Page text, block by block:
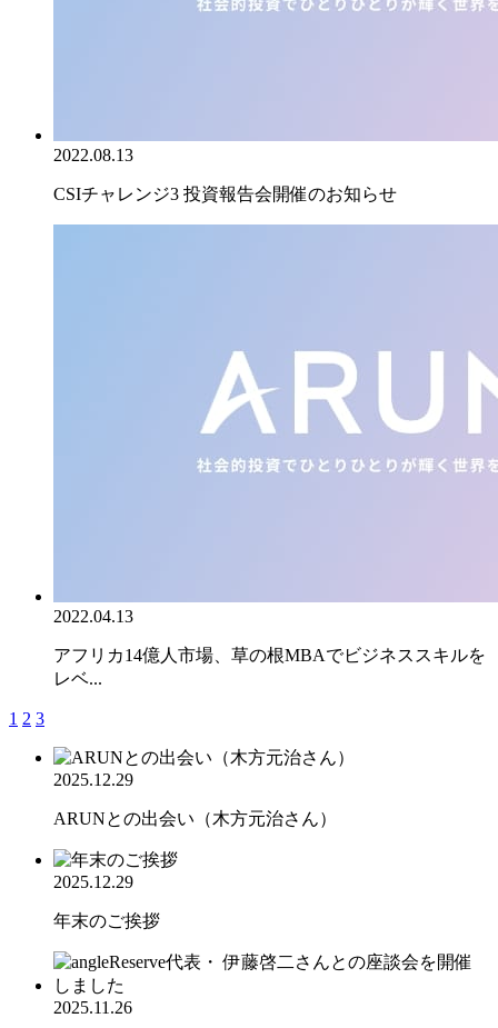
2022.08.13
CSIチャレンジ3 投資報告会開催のお知らせ
2022.04.13
アフリカ14億人市場、草の根MBAでビジネススキルを
レベ...
1 2 3
2025.12.29
ARUNとの出会い（木方元治さん）
2025.12.29
年末のご挨拶
2025.11.26